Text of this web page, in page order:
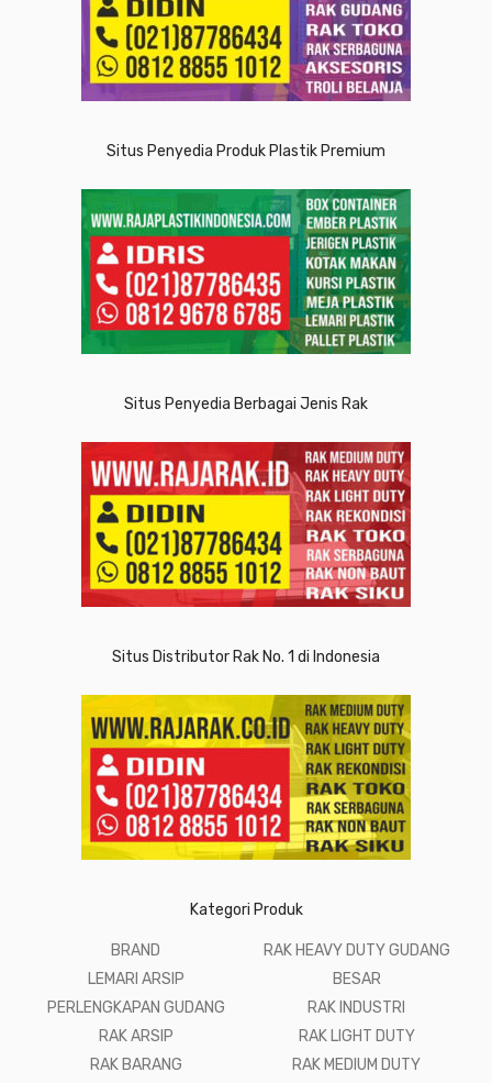
Situs Penyedia Produk Plastik Premium
Situs Penyedia Berbagai Jenis Rak
Situs Distributor Rak No. 1 di Indonesia
Kategori Produk
BRAND
LEMARI ARSIP
PERLENGKAPAN GUDANG
RAK ARSIP
RAK BARANG
RAK HEAVY DUTY GUDANG
BESAR
RAK INDUSTRI
RAK LIGHT DUTY
RAK MEDIUM DUTY